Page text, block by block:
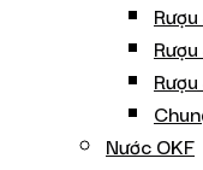
Nước OKF